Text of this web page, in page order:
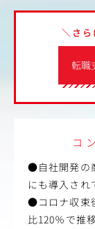
転職
＼さ
コ
●自社開発の
にも導入され
●コロナ収束
比120％で推